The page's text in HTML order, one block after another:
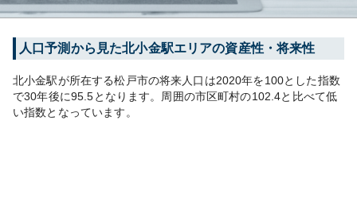
人口予測から見た北小金駅エリアの資産性・将来性
北小金駅が所在する松戸市の将来人口は2020年を100とした指数
で30年後に95.5となります。 周囲の市区町村の102.4と比べて低
い指数となっています。